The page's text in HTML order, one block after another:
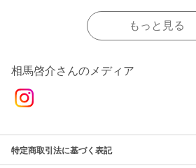
もっと見る
相馬啓介さんのメディア
特定商取引法に基づく表記